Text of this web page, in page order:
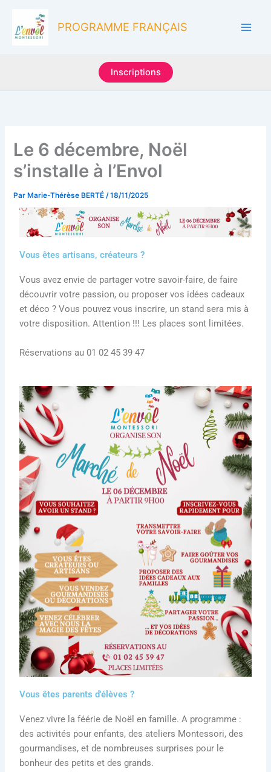
contenu
PROGRAMME FRANÇAIS
Inscriptions
Le 6 décembre, Noël
s’installe à l’Envol
Par Marie-Thérèse BERTÉ/18/11/2025
Vous êtes artisans, créateurs ?
Vous avez envie de partager votre savoir-faire, de faire
découvrir votre passion, ou proposer vos idées cadeaux
et déco ? Vous pouvez vous inscrire, un stand sera mis à
votre disposition. Attention !!! Les places sont limitées.
Réservations au 01 02 45 39 47
Vous êtes parents d'élèves ?
Venez vivre la féérie de Noël en famille. A programme :
des activités pour enfants, des ateliers Montessori, des
gourmandises, et de nombreuses surprises pour le
bonheur des petits et des grands.